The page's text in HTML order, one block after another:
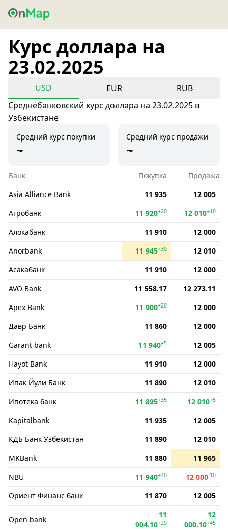
Курс доллара на
23.02.2025
USD EUR
RUB
Среднебанковский курс доллара на 23.02.2025 в
Узбекистане
Средний курс покупки
~
Средний курс продажи
~
Банк Покупка
Продажа
Asia Alliance Bank
11 935
12 005
Агробанк
11 920+20 12 010+10
Алокабанк 11 910
12 000
Anorbank
11 945+30
12 010
Асакабанк
11 910
12 000
AVO Bank
11 558.17
12 273.11
Apex Bank
11 900+20
12 000
Давр Банк
11 860
12 000
Garant bank
11 940+5
12 005
Hayot Bank
11 910
12 000
Ипак Йули Банк
11 890
12 010
Ипотека банк
11 895+35 12 010+5
Kapitalbank 11 935
12 005
КДБ Банк Узбекистан
11 890
12 010
MKBank
11 880
11 965
NBU
11 940+40 12 000-10
Ориент Финанс банк 11 870 12 005
Open bank
11
904.10+29
12
000.10+45